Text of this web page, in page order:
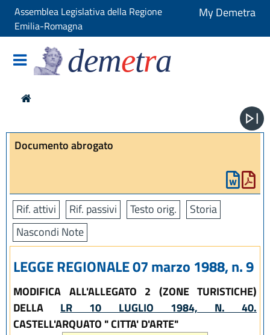
Assemblea Legislativa della Regione
Emilia-Romagna
My Demetra
demetra
Documento abrogato
Rif. attivi Rif. passivi Testo orig.
Storia
Nascondi Note
LEGGE REGIONALE 07 marzo 1988, n. 9
MODIFICA ALL'ALLEGATO 2 (ZONE TURISTICHE)
DELLA LR 10 LUGLIO 1984, N. 40.
CASTELL'ARQUATO " CITTA' D'ARTE"